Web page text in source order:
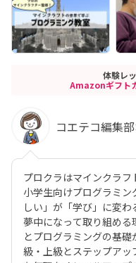
体験レ
Amazonギフト
コエテコ編集
プロクラはマインクラ
小学生向けプログラミ
しい」が「学び」に変
夢中になって取り組め
とプログラミングの基
級・上級とステップア